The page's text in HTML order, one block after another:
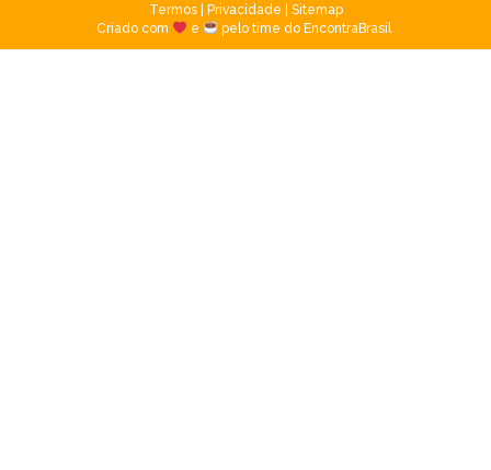
Termos| Privacidade
Sitemap
Criado com
e pelo time do EncontraBrasil